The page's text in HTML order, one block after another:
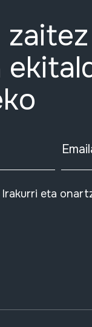
eta